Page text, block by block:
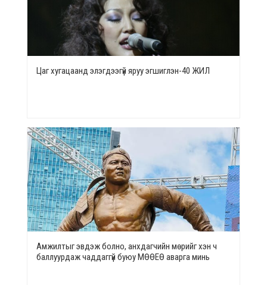
Цаг хугацаанд элэгдээгүй яруу эгшиглэн-40 ЖИЛ
Амжилтыг эвдэж болно, анхдагчийн мөрийг хэн ч
баллуурдаж чаддаггүй буюу МӨӨЕӨ аварга минь